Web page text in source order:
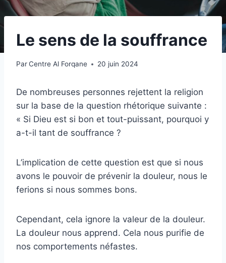
Le sens de la souffrance
ParCentre Al Forqane 20 juin 2024
De nombreuses personnes rejettent la religion
sur la base de la question rhétorique suivante :
« Si Dieu est si bon et tout-puissant, pourquoi y
a-t-il tant de souffrance ?
L’implication de cette question est que si nous
avons le pouvoir de prévenir la douleur, nous le
ferions si nous sommes bons.
Cependant, cela ignore la valeur de la douleur.
La douleur nous apprend. Cela nous purifie de
nos comportements néfastes.